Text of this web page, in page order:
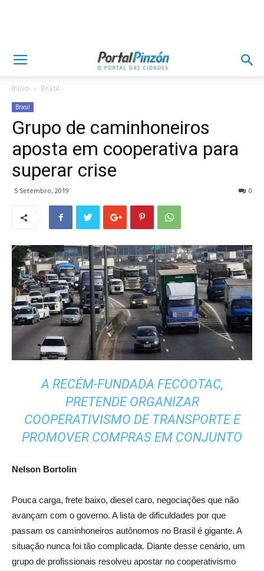
Inicio Brasil
Brasil
Grupo de caminhoneiros
aposta em cooperativa para
superar crise
5 Setembro, 2019 0
A RECÉM-FUNDADA FECOOTAC,
PRETENDE ORGANIZAR
COOPERATIVISMO DE TRANSPORTE E
PROMOVER COMPRAS EM CONJUNTO
Nelson Bortolin
Pouca carga, frete baixo, diesel caro, negociações que não
avançam com o governo. A lista de dificuldades por que
passam os caminhoneiros autônomos no Brasil é gigante. A
situação nunca foi tão complicada. Diante desse cenário, um
grupo de profissionais resolveu apostar no cooperativismo